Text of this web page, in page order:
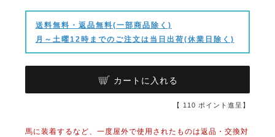
送料無料・返品無料(一部商品除く)
月～土曜12時までのご注文は当日出荷(休業日除く)
カートに入れる
【 110 ポイント進呈】
馬に装着するなど、一度屋外で使用されたものは返品・交換対